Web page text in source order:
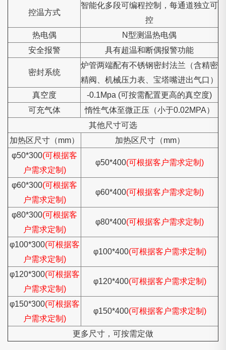
控温方式
智能化多段可编程控制，每通道独立可
控
热电偶
N型测温热电偶
安全报警
具有超温和断偶报警功能
密封系统
炉管两端配有不锈钢密封法兰（含精密
精阀、机械压力表、宝塔嘴进出气口）
真空度
-0.1Mpa (可按需配置更高的真空度)
可充气体
惰性气体至微正压（小于0.02MPA）
其他尺寸可选
加热区尺寸（mm）
加热区尺寸（mm）
φ50*300(可根据客
户需求定制)
φ50*400(可根据客户需求定制)
φ60*300(可根据客
户需求定制)
φ60*400(可根据客户需求定制)
φ80*300(可根据客
户需求定制)
φ80*400(可根据客户需求定制)
φ100*300(可根据客
户需求定制)
φ100*400(可根据客户需求定制)
φ120*300(可根据客
户需求定制)
φ120*400(可根据客户需求定制)
φ150*300(可根据客
户需求定制)
φ150*400(可根据客户需求定制)
更多尺寸，可按需定做